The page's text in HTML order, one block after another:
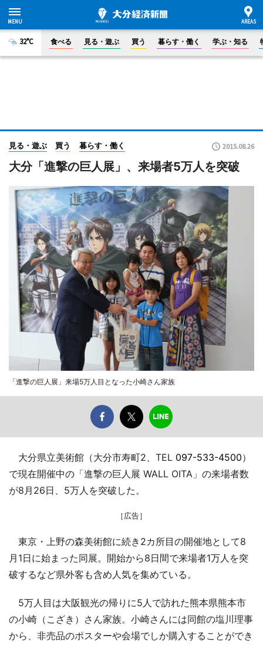
32°C 食べる 見る・遊ぶ 買う 暮らす・働く 学ぶ・知る
見る・遊ぶ 買う 暮らす・働く 2015.08.26
大分「進撃の巨人展」、来場者5万人を突破
「進撃の巨人展」来場5万人目となった小崎さん家族
大分県立美術館（大分市寿町2、TEL 097-533-4500）
で現在開催中の「進撃の巨人展 WALL OITA」の来場者数
が8月26日、5万人を突破した。
［広告］
東京・上野の森美術館に続き2カ所目の開催地として8
月1日に始まった同展。開始から8日間で来場者1万人を突
破するなど県外客も含め人気を集めている。
5万人目は大阪観光の帰りに5人で訪れた熊本県熊本市
の小崎（こざき）さん家族。小崎さんには同館の塩川理事
から、非売品のポスターや会場でしか購入することができ